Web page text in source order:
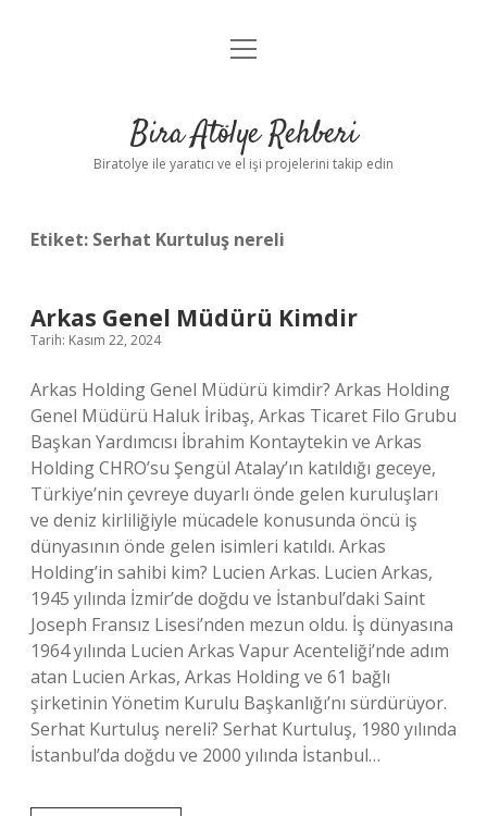
Anasayfa
Yasal Uyarı
menüyü
Bira Atölye Rehberi
Biratolye ile yaratıcı ve el işi projelerini takip edin
Etiket: Serhat Kurtuluş nereli
Arkas Genel Müdürü Kimdir
Tarih: Kasım 22, 2024
Arkas Holding Genel Müdürü kimdir? Arkas Holding
Genel Müdürü Haluk İribaş, Arkas Ticaret Filo Grubu
Başkan Yardımcısı İbrahim Kontaytekin ve Arkas
Holding CHRO’su Şengül Atalay’ın katıldığı geceye,
Türkiye’nin çevreye duyarlı önde gelen kuruluşları
ve deniz kirliliğiyle mücadele konusunda öncü iş
dünyasının önde gelen isimleri katıldı. Arkas
Holding’in sahibi kim? Lucien Arkas. Lucien Arkas,
1945 yılında İzmir’de doğdu ve İstanbul’daki Saint
Joseph Fransız Lisesi’nden mezun oldu. İş dünyasına
1964 yılında Lucien Arkas Vapur Acenteliği’nde adım
atan Lucien Arkas, Arkas Holding ve 61 bağlı
şirketinin Yönetim Kurulu Başkanlığı’nı sürdürüyor.
Serhat Kurtuluş nereli? Serhat Kurtuluş, 1980 yılında
İstanbul’da doğdu ve 2000 yılında İstanbul…